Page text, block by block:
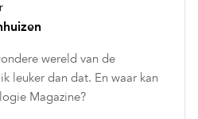
wereld van de
leuker dan dat. En waar kan
Magazine?